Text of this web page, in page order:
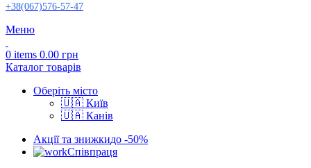
+38(067)576-57-47
Меню
0 items 0.00 грн
Каталог товарів
Оберіть місто
🇺🇦 Київ
🇺🇦 Канів
Акції та знижкидо -50%
Співпраця